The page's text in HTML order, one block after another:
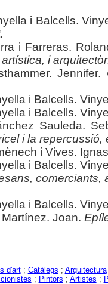
i Balcells.
i Farreras.
i
Jennifer.
i Balcells.
i Balcells.
Sauleda.
i la repercussió,
i Vives.
i Balcells.
comerciants,
i Balcells.
Martínez. Joan.
d'art; Catàlegs ; Arquitectura
; Pintors ; Artistes ;